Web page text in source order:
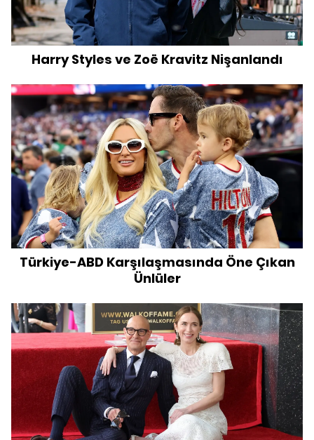
Harry Styles ve Zoë Kravitz Nişanlandı
Türkiye-ABD Karşılaşmasında Öne Çıkan
Ünlüler